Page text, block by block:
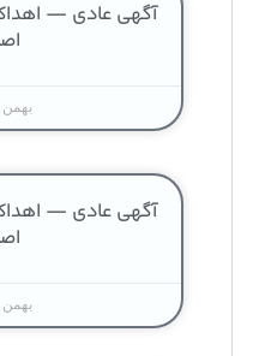
بهمن 29, 1404
بهمن 29, 1404